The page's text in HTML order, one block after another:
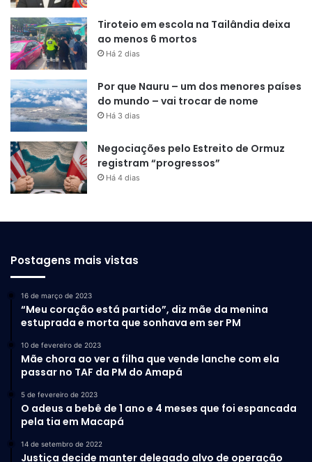
Tiroteio em escola na Tailândia deixa
ao menos 6 mortos
Há 2 dias
Por que Nauru – um dos menores países
do mundo – vai trocar de nome
Há 3 dias
Negociações pelo Estreito de Ormuz
registram “progressos”
Há 4 dias
Postagens mais vistas
16 de março de 2023
“Meu coração está partido”, diz mãe da menina
estuprada e morta que sonhava em ser PM
10 de fevereiro de 2023
Mãe chora ao ver a filha que vende lanche com ela
passar no TAF da PM do Amapá
5 de fevereiro de 2023
O adeus a bebê de 1 ano e 4 meses que foi espancada
pela tia em Macapá
14 de setembro de 2022
Justiça decide manter delegado alvo de operação